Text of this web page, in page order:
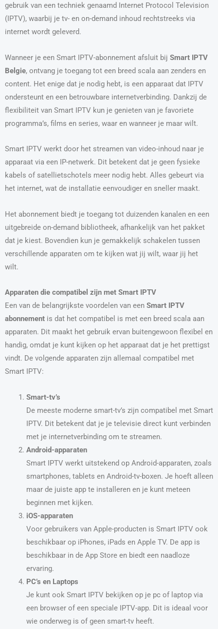
gebruik van een techniek genaamd Internet Protocol Television
(IPTV), waarbij je tv- en on-demand inhoud rechtstreeks via
internet wordt geleverd.
Wanneer je een Smart IPTV-abonnement afsluit bij Smart IPTV
Belgie, ontvang je toegang tot een breed scala aan zenders en
content. Het enige dat je nodig hebt, is een apparaat dat IPTV
ondersteunt en een betrouwbare internetverbinding. Dankzij de
flexibiliteit van Smart IPTV kun je genieten van je favoriete
programma’s, films en series, waar en wanneer je maar wilt.
Smart IPTV werkt door het streamen van video-inhoud naar je
apparaat via een IP-netwerk. Dit betekent dat je geen fysieke
kabels of satellietschotels meer nodig hebt. Alles gebeurt via
het internet, wat de installatie eenvoudiger en sneller maakt.
Het abonnement biedt je toegang tot duizenden kanalen en een
uitgebreide on-demand bibliotheek, afhankelijk van het pakket
dat je kiest. Bovendien kun je gemakkelijk schakelen tussen
verschillende apparaten om te kijken wat jij wilt, waar jij het
wilt.
Apparaten die compatibel zijn met Smart IPTV
Een van de belangrijkste voordelen van een Smart IPTV
abonnement is dat het compatibel is met een breed scala aan
apparaten. Dit maakt het gebruik ervan buitengewoon flexibel en
handig, omdat je kunt kijken op het apparaat dat je het prettigst
vindt. De volgende apparaten zijn allemaal compatibel met
Smart IPTV:
Smart-tv’s
De meeste moderne smart-tv’s zijn compatibel met Smart
IPTV. Dit betekent dat je je televisie direct kunt verbinden
met je internetverbinding om te streamen.
Android-apparaten
Smart IPTV werkt uitstekend op Android-apparaten, zoals
smartphones, tablets en Android-tv-boxen. Je hoeft alleen
maar de juiste app te installeren en je kunt meteen
beginnen met kijken.
iOS-apparaten
Voor gebruikers van Apple-producten is Smart IPTV ook
beschikbaar op iPhones, iPads en Apple TV. De app is
beschikbaar in de App Store en biedt een naadloze
ervaring.
PC’s en Laptops
Je kunt ook Smart IPTV bekijken op je pc of laptop via
een browser of een speciale IPTV-app. Dit is ideaal voor
wie onderweg is of geen smart-tv heeft.